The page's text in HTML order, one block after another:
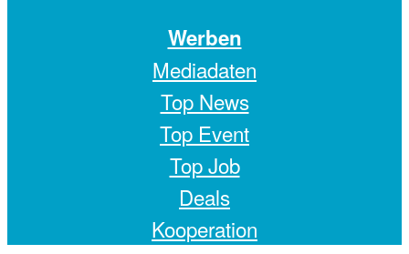
Werben
Mediadaten
Top News
Top Event
Top Job
Deals
Kooperation